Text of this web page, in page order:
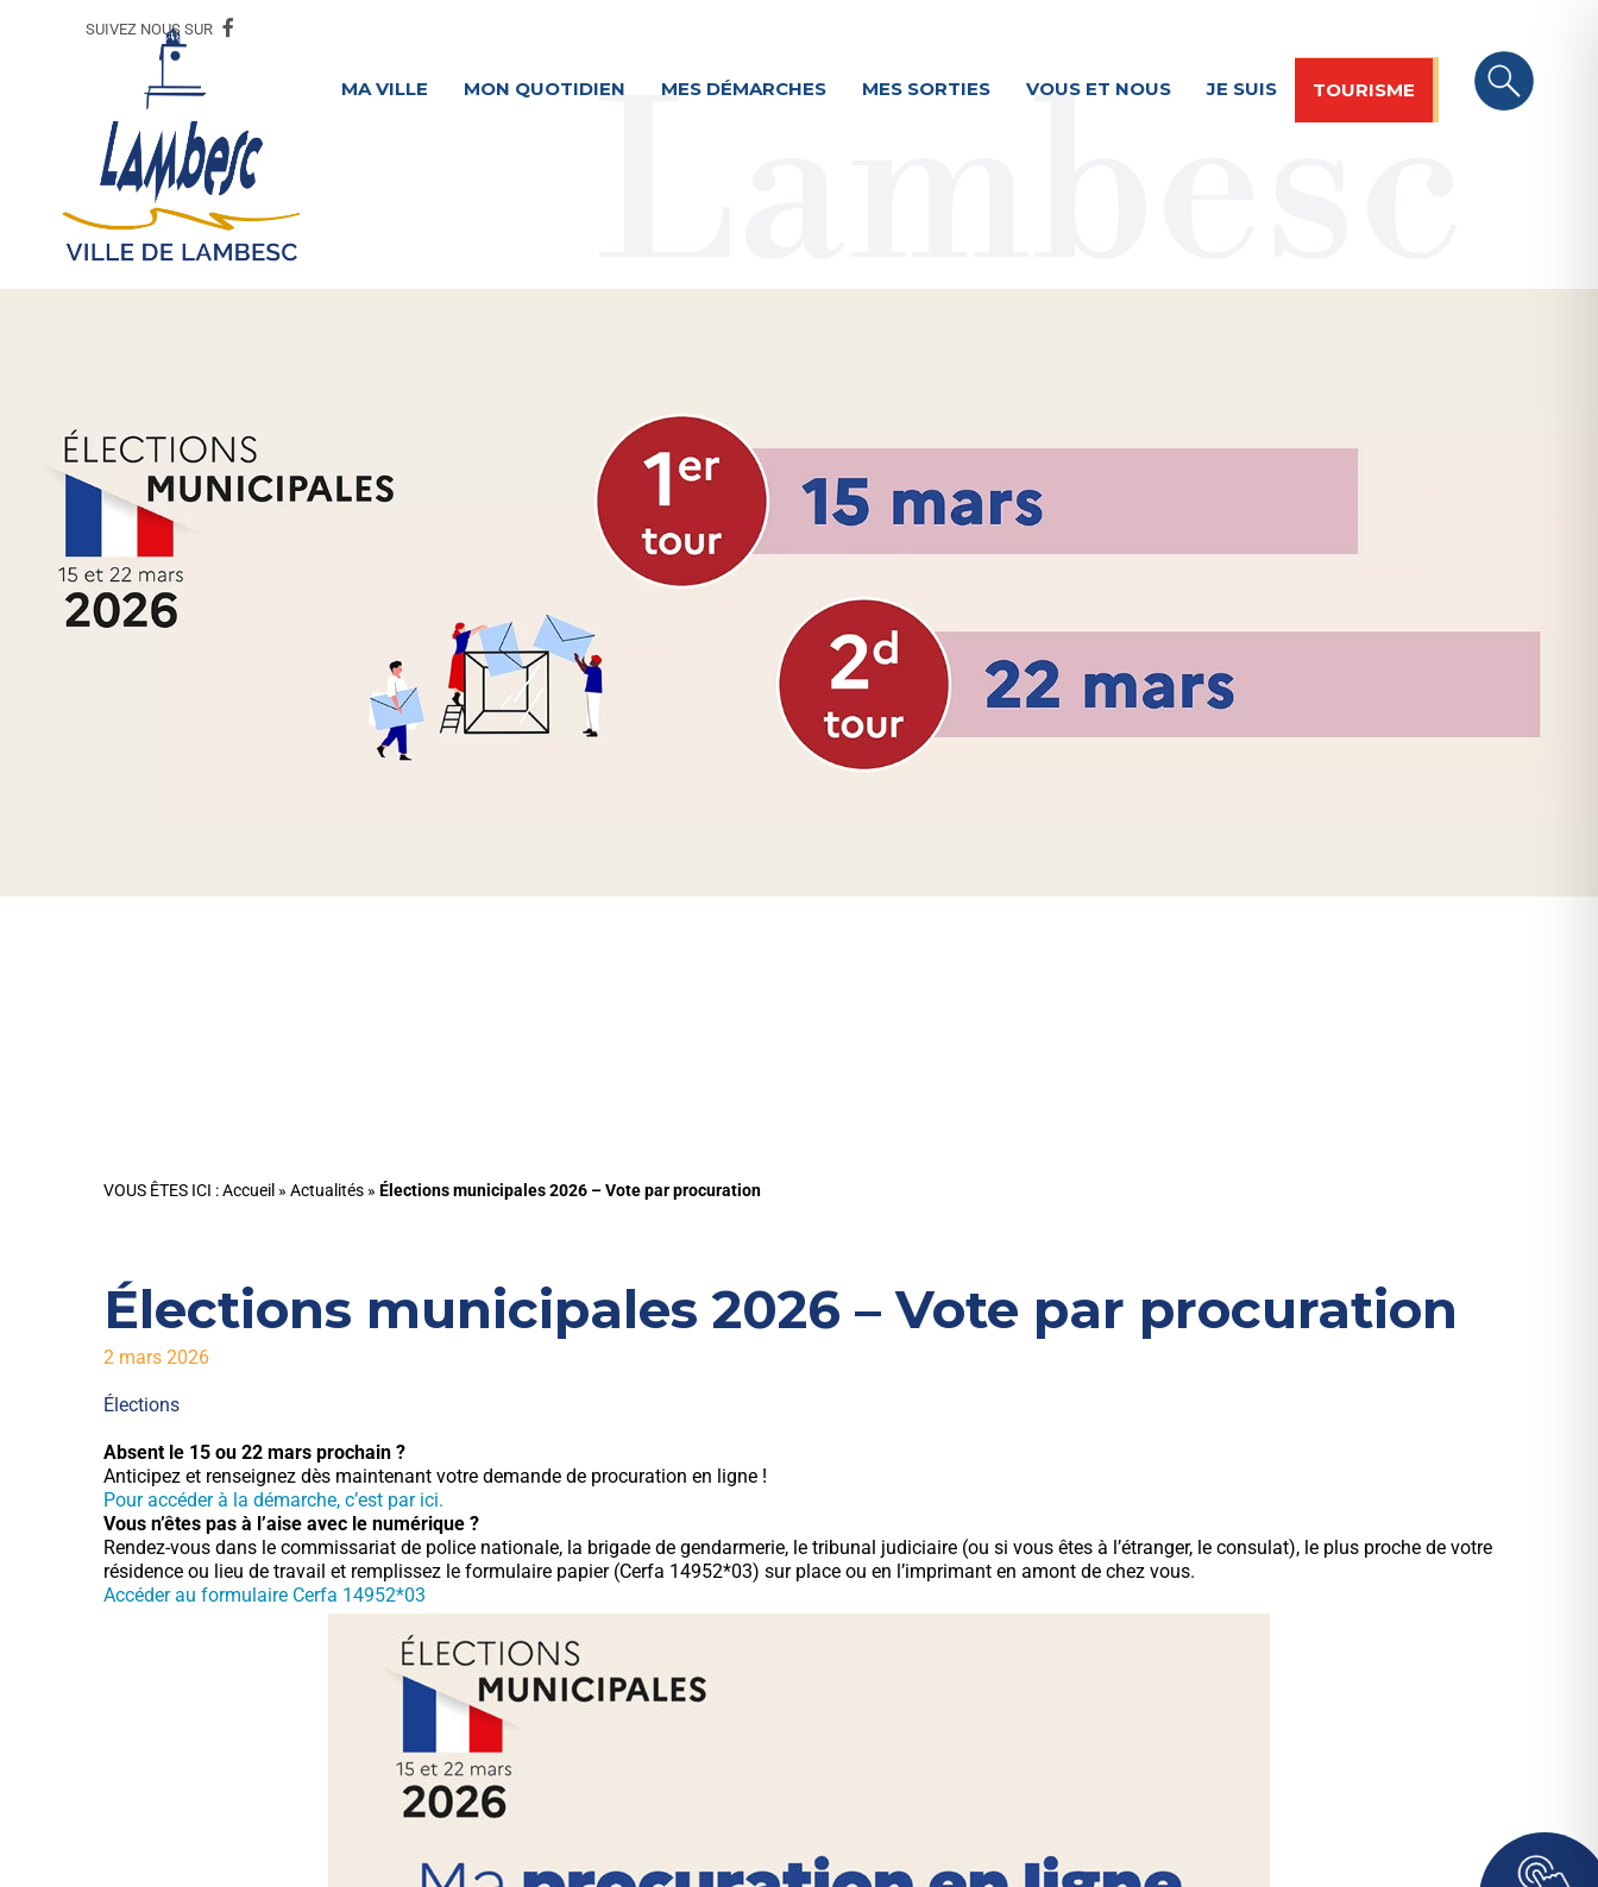
SUIVEZ NOUS SUR
MA VILLE MON QUOTIDIEN MES DÉMARCHES MES SORTIES VOUS ET NOUS JE SUIS TOURISME
VOUS ÊTES ICI :Accueil » Actualités » Élections municipales 2026 – Vote par procuration
Élections municipales 2026 – Vote par procuration
2 mars 2026
Élections
Absent le 15 ou 22 mars prochain ?
Anticipez et renseignez dès maintenant votre demande de procuration en ligne !
Pour accéder à la démarche, c’est par ici.
Vous n’êtes pas à l’aise avec le numérique ?
Rendez-vous dans le commissariat de police nationale, la brigade de gendarmerie, le tribunal judiciaire (ou si vous êtes à l’étranger, le consulat), le plus proche de votre
résidence ou lieu de travail et remplissez le formulaire papier (Cerfa 14952*03) sur place ou en l’imprimant en amont de chez vous.
Accéder au formulaire Cerfa 14952*03